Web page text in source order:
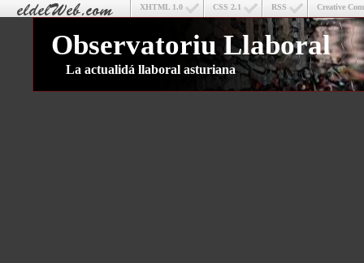
Creative
RSS
CSS 2.1
XHTML 1.0
Observatoriu Llaboral
La actualidá llaboral asturiana